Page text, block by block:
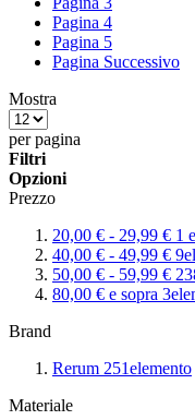
Pagina 4
Pagina 5
Pagina Successivo
Mostra
per pagina
Filtri
Opzioni
Prezzo
20,00 € - 29,99 € 1
40,00 € - 49,99 € 9
50,00 € - 59,99 €
80,00 € e sopra 3
Brand
Rerum 251elemento
Materiale